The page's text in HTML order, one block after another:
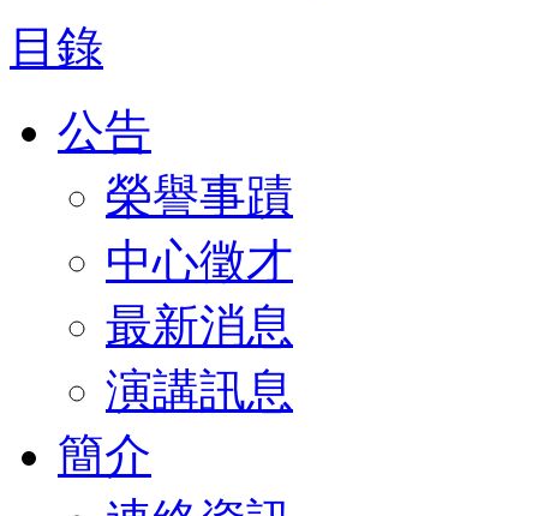
目錄
公告
榮譽事蹟
中心徵才
最新消息
演講訊息
簡介